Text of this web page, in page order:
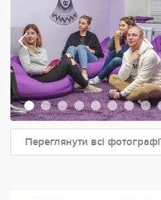
Переглянути всі